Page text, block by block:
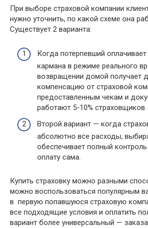
При выборе страховой компании
нужно уточнить, по какой схеме она
Существует 2 варианта:
Когда потерпевший
кармана в режиме реального
возвращении домой получает
компенсацию от страховой
предоставленным чекам и
работают 5-10% страховщиков.
Второй вариант — когда
абсолютно все расходы,
обеспечивает полный
оплату сама.
Купить страховку можно разными
можно воспользоваться популярным
в первую попавшуюся страховую
все подходящие условия и оплатить
вариант более универсальный —